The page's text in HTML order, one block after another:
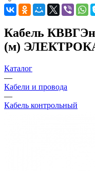
Кабель
(м)
Каталог
—
Кабели и провода
—
Кабель контрольный